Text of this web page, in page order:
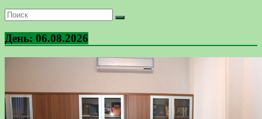
День: 06.08.2026